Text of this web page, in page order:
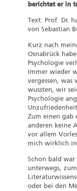
berichtet er in
Text: Prof. Dr.
von Sebastian
Kurz nach
Osnabrück
Psychologie
Immer wieder
vergessen, was
wussten, wir
Psychologie
Zum einen gab
anderen keine
vor allem
mich wirklich
Schon bald
unterwegs,
oder bei den